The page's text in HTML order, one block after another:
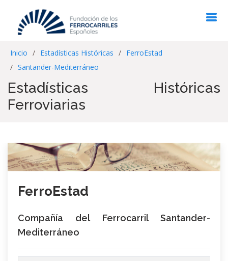
Inicio Estadísticas Históricas
FerroEstad
Santander-Mediterráneo
Estadísticas Históricas
Ferroviarias
FerroEstad
Compañía del Ferrocarril Santander-
Mediterráneo